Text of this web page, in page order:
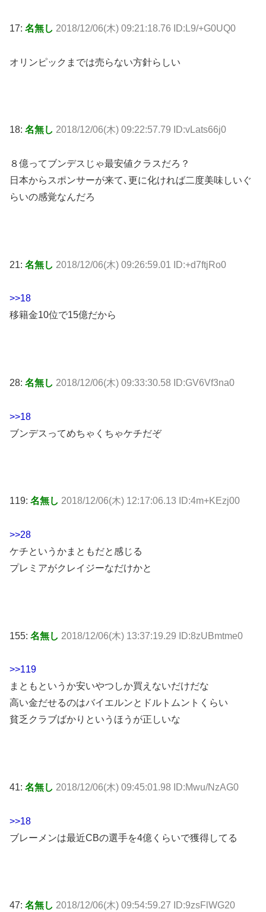
17: 名無し 2018/12/06(木) 09:21:18.76 ID:L9/+G0UQ0
オリンピックまでは売らない方針らしい
18: 名無し 2018/12/06(木) 09:22:57.79 ID:vLats66j0
８億ってブンデスじゃ最安値クラスだろ？
日本からスポンサーが来て､更に化ければ二度美味しいぐ
らいの感覚なんだろ
21: 名無し 2018/12/06(木) 09:26:59.01 ID:+d7ftjRo0
>>18
移籍金10位で15億だから
28: 名無し 2018/12/06(木) 09:33:30.58 ID:GV6Vf3na0
>>18
ブンデスってめちゃくちゃケチだぞ
119: 名無し 2018/12/06(木) 12:17:06.13 ID:4m+KEzj00
>>28
ケチというかまともだと感じる
プレミアがクレイジーなだけかと
155: 名無し 2018/12/06(木) 13:37:19.29 ID:8zUBmtme0
>>119
まともというか安いやつしか買えないだけだな
高い金だせるのはバイエルンとドルトムントくらい
貧乏クラブばかりというほうが正しいな
41: 名無し 2018/12/06(木) 09:45:01.98 ID:Mwu/NzAG0
>>18
ブレーメンは最近CBの選手を4億くらいで獲得してる
47: 名無し 2018/12/06(木) 09:54:59.27 ID:9zsFlWG20